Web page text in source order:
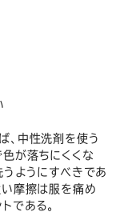
、中性洗剤を使う
色が落ちにくくな
うようにすべきであ
い摩擦は服を痛め
である。